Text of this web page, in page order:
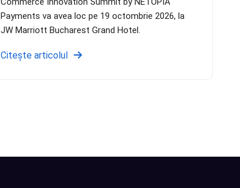
Payments va avea loc pe 19 octombrie 2026, la
JW Marriott Bucharest Grand Hotel.
Citește articolul